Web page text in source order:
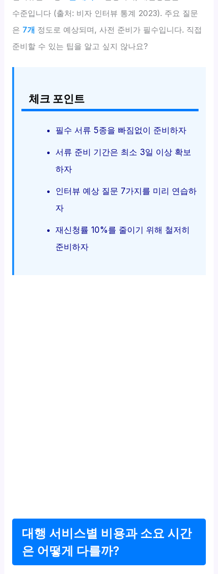
수준입니다 (출처: 비자 인터뷰 통계 2023). 주요 질문
은 7개 정도로 예상되며, 사전 준비가 필수입니다. 직접
준비할 수 있는 팁을 알고 싶지 않나요?
체크 포인트
필수 서류 5종을 빠짐없이 준비하자
서류 준비 기간은 최소 3일 이상 확보
하자
인터뷰 예상 질문 7가지를 미리 연습하
자
재신청률 10%를 줄이기 위해 철저히
준비하자
대행 서비스별 비용과 소요 시간
은 어떻게 다를까?